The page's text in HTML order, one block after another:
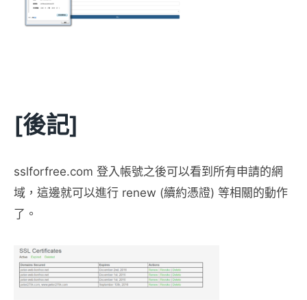
[後記]
sslforfree.com 登入帳號之後可以看到所有申請的網
域，這邊就可以進行 renew (續約憑證) 等相關的動作
了。